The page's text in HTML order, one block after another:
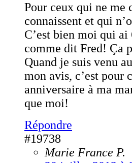
Pour ceux qui ne me
connaissent et qui
C’est bien moi qui
comme dit Fred! Ça
Quand je suis venu
mon avis, c’est pour
anniversaire à ma
que moi!
Répondre
#19738
Marie France P.